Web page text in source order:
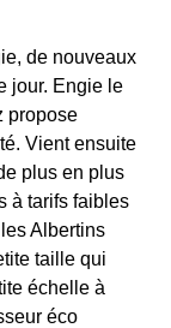
de nouveaux
jour. Engie le
propose
Vient ensuite
plus en plus
à tarifs faibles
Albertins
taille qui
échelle à
éco